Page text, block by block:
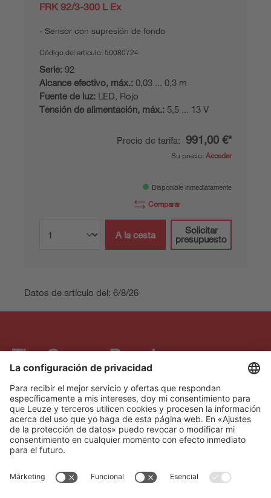
FRK 92/3-300 L Ex
Sensor con supresión de fondo
Código del articulo: 50080724
Serie: 92
Alcance efectivo, máx.: 0,03 ... 0,3 m
Fuente de luz: LED, Rojo
Tensión de alimentación, máx.: 5,5 ... 13 V
Precio de tarifa: 991,00 €*
Su precio: Acceder
Disponible inmediatamente
Comparar
A la cesta
Solicitar
presupuesto
Datos de artículo del: 6/8/26
The Sensor People
Acceso rápido
Boletín de noticias
Síganos
Contacto